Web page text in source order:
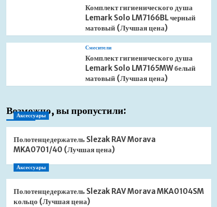
Комплект гигиенического душа
Lemark Solo LM7166BL черный
матовый (Лучшая цена)
Смесители
Комплект гигиенического душа
Lemark Solo LM7165MW белый
матовый (Лучшая цена)
Возможно, вы пропустили:
Аксессуары
Полотенцедержатель Slezak RAV Morava
MKA0701/40 (Лучшая цена)
Аксессуары
Полотенцедержатель Slezak RAV Morava MKA0104SM
кольцо (Лучшая цена)